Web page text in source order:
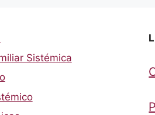
Sistémica